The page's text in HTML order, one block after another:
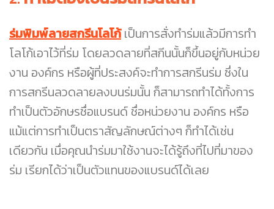
ร่มพิมพ์ลายสกรีนโลโก้เป็นการสั่งทำร่มแล้วมีการทำ
โลโก้เอาไว้ที่ร่ม โดยลวดลายที่สกีนนั้นก็ขึ้นอยู่กับหน่วย
งาน องค์กร หรือผู้ที่ประสงค์จะทำการสกรีนร่ม ซึ่งใน
การสกรีนลวดลายลงบนร่มนั้น ก็สามารถทำได้ทั้งการ
ทำเป็นตัวอักษรชื่อแบรนด์ ชื่อหน่วยงาน องค์กร หรือ
แม้แต่การทำเป็นตราสัญลักษณ์ต่างๆ ก็ทำได้เช่น
เดียวกัน เมื่อคุณนำร่มมาใช้งานจะได้รู้ถึงที่ไปที่มาของ
ร่ม เรียกได้ว่าเป็นตัวแทนของแบรนด์ได้เลย